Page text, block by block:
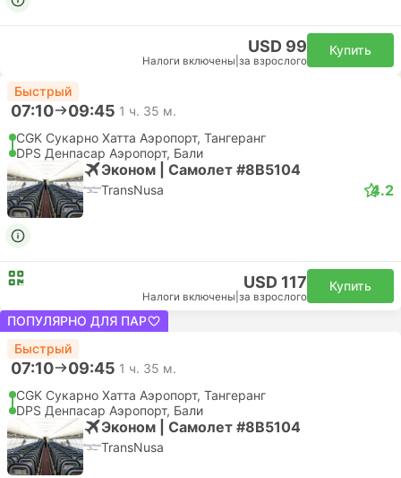
USD 99
Налоги включены за взрослого
Купить
Быстрый
07:10 09:45 1 ч. 35 м.
CGK Сукарно Хатта Аэропорт, Тангеранг
DPS Денпасар Аэропорт, Бали
Эконом | Самолет #8B5104
TransNusa 4.2
USD 117
Налоги включены за взрослого
Купить
ПОПУЛЯРНО ДЛЯ ПАР
Быстрый
07:10 09:45 1 ч. 35 м.
CGK Сукарно Хатта Аэропорт, Тангеранг
DPS Денпасар Аэропорт, Бали
Эконом | Самолет #8B5104
TransNusa